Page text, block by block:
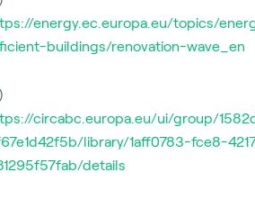
energy.ec.europa.eu/topics/
buildings/renovation-wave_en
circabc.europa.eu/ui/group/
library/1aff0783-fce8-
details